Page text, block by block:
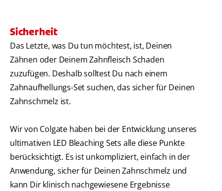
Sicherheit
Das Letzte, was Du tun möchtest, ist, Deinen
Zähnen oder Deinem Zahnfleisch Schaden
zuzufügen. Deshalb solltest Du nach einem
Zahnaufhellungs-Set suchen, das sicher für Deinen
Zahnschmelz ist.
Wir von Colgate haben bei der Entwicklung unseres
ultimativen LED Bleaching Sets alle diese Punkte
berücksichtigt. Es ist unkompliziert, einfach in der
Anwendung, sicher für Deinen Zahnschmelz und
kann Dir klinisch nachgewiesene Ergebnisse